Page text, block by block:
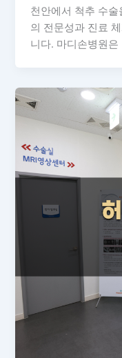
천안에서 척추 수
의 전문성과 진료
니다. 마디손병원